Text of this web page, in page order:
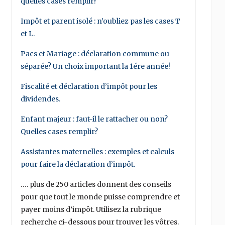
Impôt et parent isolé : n’oubliez pas les cases T
et L.
Pacs et Mariage : déclaration commune ou
séparée? Un choix important la 1ére année!
Fiscalité et déclaration d’impôt pour les
dividendes.
Enfant majeur : faut-il le rattacher ou non?
Quelles cases remplir?
Assistantes maternelles : exemples et calculs
pour faire la déclaration d’impôt.
…. plus de 250 articles donnent des conseils
pour que tout le monde puisse comprendre et
payer moins d’impôt. Utilisez la rubrique
recherche ci-dessous pour trouver les vôtres.